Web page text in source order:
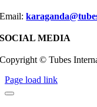
Email:
SOCIAL MEDIA
Copyright © Tubes
Page load link